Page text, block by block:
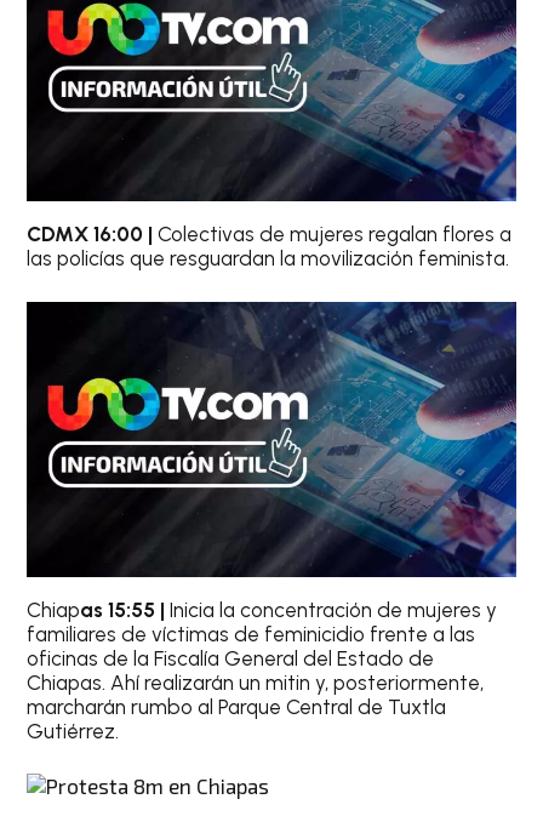
CDMX 16:00 | Colectivas de mujeres regalan flores a
las policías que resguardan la movilización feminista.
Chiapas 15:55 | Inicia la concentración de mujeres y
familiares de víctimas de feminicidio frente a las
oficinas de la Fiscalía General del Estado de
Chiapas. Ahí realizarán un mitin y, posteriormente,
marcharán rumbo al Parque Central de Tuxtla
Gutiérrez.